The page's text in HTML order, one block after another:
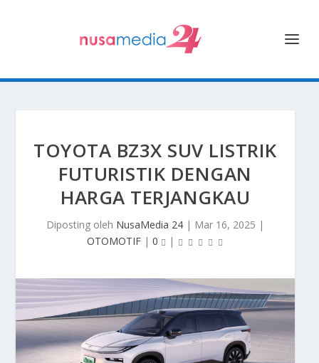
TOYOTA BZ3X SUV LISTRIK
FUTURISTIK DENGAN
HARGA TERJANGKAU
Diposting oleh NusaMedia 24 | Mar 16, 2025 |
OTOMOTIF| 0 |